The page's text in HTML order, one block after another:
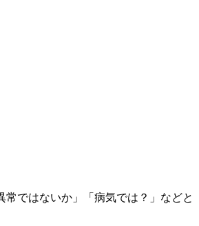
ではないか」「病気では？」などと